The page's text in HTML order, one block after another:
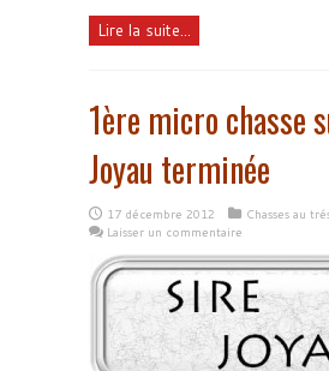
Lire la suite...
1ère micro chasse
Joyau terminée
17 décembre 2012
Chasses au
Laisser un commentaire